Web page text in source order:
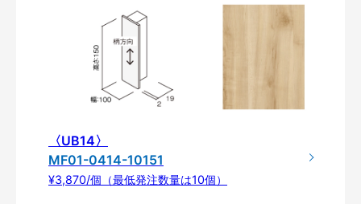
〈UB14〉
MF01-0414-10151
¥3,870/個（最低発注数量は10個）